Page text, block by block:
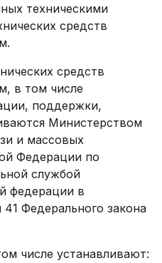
техническими
средств
средств
в том числе
поддержки,
Министерством
и массовых
Федерации по
службой
федерации в
Федерального закона
числе устанавливают: